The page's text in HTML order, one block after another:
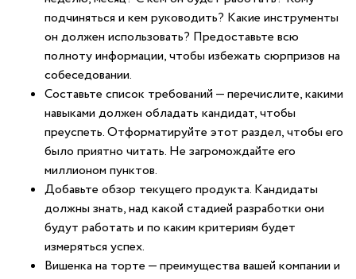
подчиняться и кем руководить? Какие инструменты
он должен использовать? Предоставьте всю
полноту информации, чтобы избежать сюрпризов на
собеседовании.
Составьте список требований — перечислите, какими
навыками должен обладать кандидат, чтобы
преуспеть. Отформатируйте этот раздел, чтобы его
было приятно читать. Не загромождайте его
миллионом пунктов.
Добавьте обзор текущего продукта. Кандидаты
должны знать, над какой стадией разработки они
будут работать и по каким критериям будет
измеряться успех.
Вишенка на торте — преимущества вашей компании и